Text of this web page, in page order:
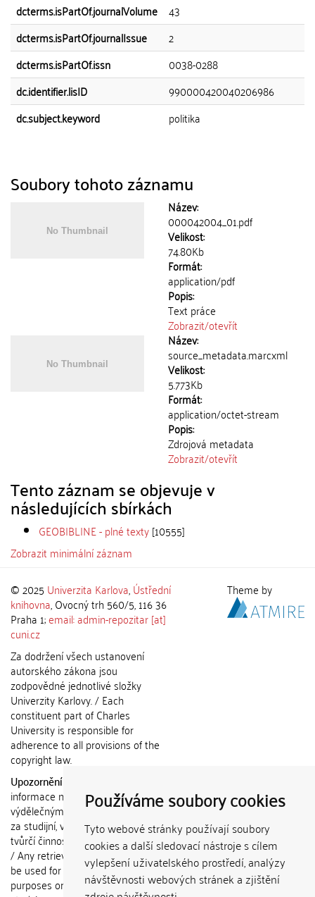
Používáme soubory cookies
Tyto webové stránky používají soubory
cookies a další sledovací nástroje s cílem
vylepšení uživatelského prostředí, analýzy
návštěvnosti webových stránek a zjištění
dcterms.isPartOf.journalVolume 43
dcterms.isPartOf.journalIssue
2
dcterms.isPartOf.issn
0038-0288
dc.identifier.lisID
990000420040206986
dc.subject.keyword
politika
Soubory tohoto záznamu
Název:
000042004_01.pdf
Velikost:
74.80Kb
Formát:
application/pdf
Popis:
Text práce
Zobrazit/otevřít
Název:
source_metadata.marcxml
Velikost:
5.773Kb
Formát:
application/octet-stream
Popis:
Zdrojová metadata
Zobrazit/otevřít
Tento záznam se objevuje v
následujících sbírkách
GEOBIBLINE - plné texty[10555]
Zobrazit minimální záznam
© 2025 Univerzita Karlova,Ústřední
knihovna, Ovocný trh 560/5, 116 36
Praha 1;email: admin-repozitar [at]
cuni.cz
Za dodržení všech ustanovení
autorského zákona jsou
zodpovědné jednotlivé složky
Univerzity Karlovy. / Each
constituent part of Charles
University is responsible for
adherence to all provisions of the
copyright law.
Upozornění / Notice:
informace nemohou být použity k
výdělečným účelům nebo vydávány
za studijní, vědeckou nebo jinou
tvůrčí činnost jiné osoby než autora.
/ Any retrieved information shall not
be used for any commercial
purposes or claimed as results of
Theme by